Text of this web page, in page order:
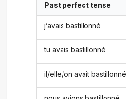
Past perfect tense
j’avais bastillonné
tu avais bastillonné
il/elle/on avait bastillonné